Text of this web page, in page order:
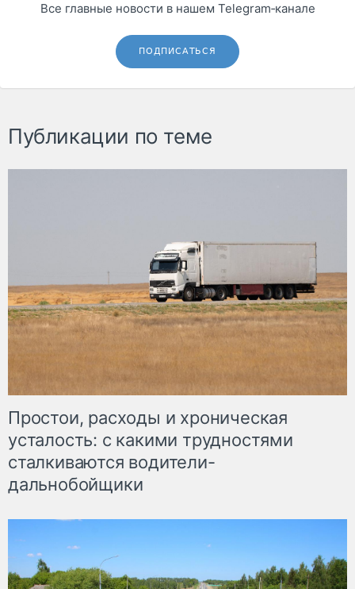
Все главные новости в нашем Telegram‑канале
ПОДПИСАТЬСЯ
Публикации по теме
Простои, расходы и хроническая
усталость: с какими трудностями
сталкиваются водители-
дальнобойщики